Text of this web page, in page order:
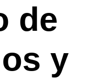
de
y